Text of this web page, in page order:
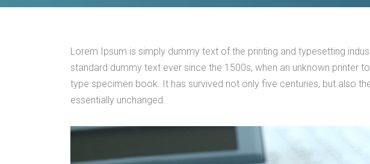
Lorem Ipsum is simply dummy text of the printing and typesetting
standard dummy text ever since the 1500s, when an unknown printer
type specimen book. It has survived not only five centuries, but also
essentially unchanged.